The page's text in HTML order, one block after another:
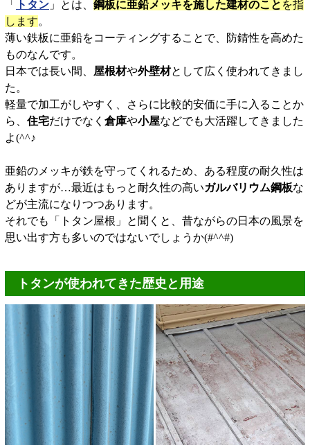
「 トタン 」とは、 鋼板に亜鉛メッキを施した建材のこと を指
します。
薄い鉄板に亜鉛をコーティングすることで、防錆性を高めた
ものなんです。
日本では長い間、 屋根材や外壁材として広く使われてきまし
た。
軽量で加工がしやすく、さらに比較的安価に手に入ることか
ら、 住宅だけでなく 倉庫や小屋などでも大活躍してきました
よ(^^♪
亜鉛のメッキが鉄を守ってくれるため、ある程度の耐久性は
ありますが…最近はもっと耐久性の高いガルバリウム鋼板な
どが主流になりつつあります。
それでも「トタン屋根」と聞くと、昔ながらの日本の風景を
思い出す方も多いのではないでしょうか(#^^#)
トタンが使われてきた歴史と用途